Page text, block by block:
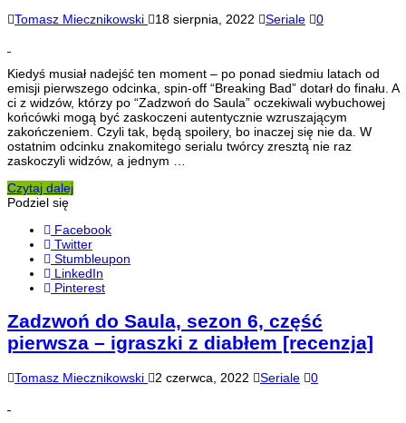
Tomasz Miecznikowski 18 sierpnia, 2022 Seriale 0
Kiedyś musiał nadejść ten moment – po ponad siedmiu latach od
emisji pierwszego odcinka, spin-off “Breaking Bad” dotarł do finału. A
ci z widzów, którzy po “Zadzwoń do Saula” oczekiwali wybuchowej
końcówki mogą być zaskoczeni autentycznie wzruszającym
zakończeniem. Czyli tak, będą spoilery, bo inaczej się nie da. W
ostatnim odcinku znakomitego serialu twórcy zresztą nie raz
zaskoczyli widzów, a jednym …
Czytaj dalej
Podziel się
Facebook
Twitter
Stumbleupon
LinkedIn
Pinterest
Zadzwoń do Saula, sezon 6, część
pierwsza – igraszki z diabłem [recenzja]
Tomasz Miecznikowski 2 czerwca, 2022 Seriale 0